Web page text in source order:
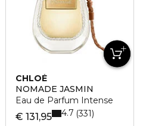
CHLOÉ
NOMADE JASMIN
Eau de Parfum Intense
€ 131,95 4.7 331